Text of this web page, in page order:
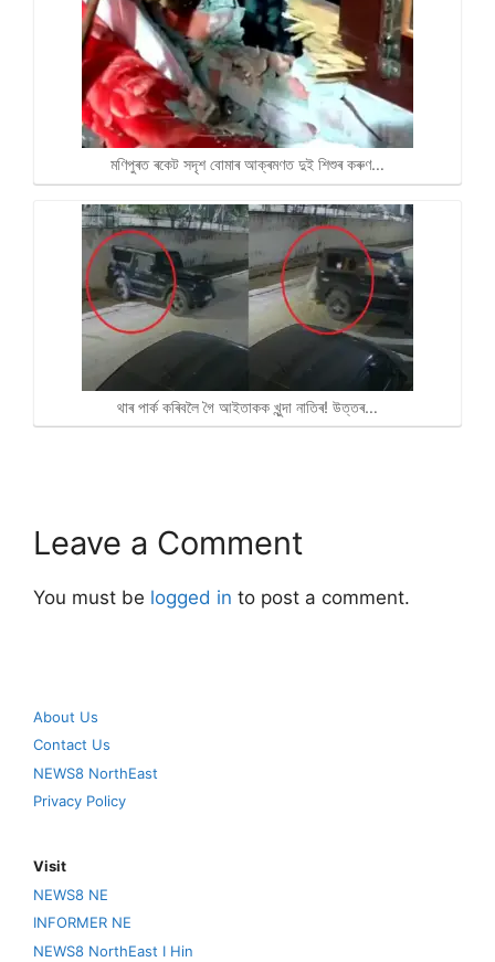
মণিপুৰত ৰকেট সদৃশ বোমাৰ আক্ৰমণত দুই শিশুৰ কৰুণ…
থাৰ পাৰ্ক কৰিবলৈ গৈ আইতাকক খুন্দা নাতিৰ! উত্তৰ…
Leave a Comment
You must be logged in to post a comment.
About Us
Contact Us
NEWS8 NorthEast
Privacy Policy
Visit
NEWS8 NE
INFORMER NE
NEWS8 NorthEast I Hin